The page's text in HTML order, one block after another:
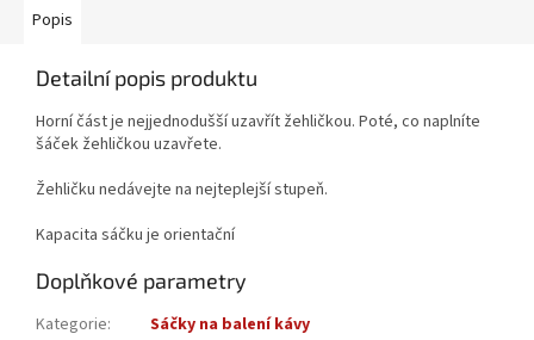
Popis
Detailní popis produktu
Horní část je nejjednodušší uzavřít žehličkou. Poté, co naplníte
šáček žehličkou uzavřete.
Žehličku nedávejte na nejteplejší stupeň.
Kapacita sáčku je orientační
Doplňkové parametry
Kategorie:
Sáčky na balení kávy